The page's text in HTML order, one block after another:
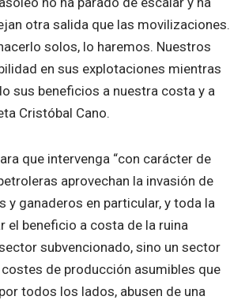
otra salida que las movilizaciones.
solos, lo haremos. Nuestros
en sus explotaciones mientras
sus beneficios a nuestra costa y a
Cristóbal Cano.
que intervenga “con carácter de
aprovechan la invasión de
ganaderos en particular, y toda la
el beneficio a costa de la ruina
subvencionado, sino un sector
de producción asumibles que
todos los lados, abusen de una